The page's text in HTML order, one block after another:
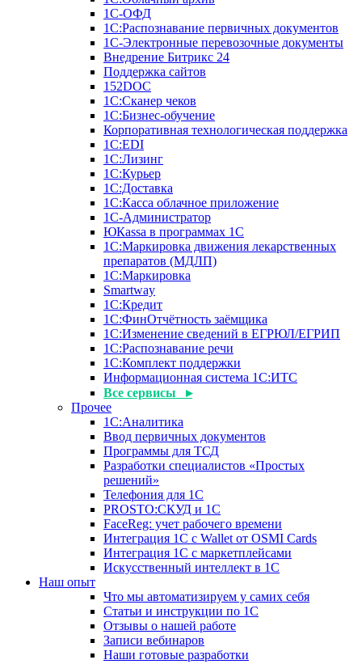
1С-ОФД
1С:Распознавание первичных документов
1С-Электронные перевозочные документы
Внедрение Битрикс 24
Поддержка сайтов
152DOC
1С:Сканер чеков
1С:Бизнес-обучение
Корпоративная технологическая поддержка
1С:ЕDI
1С:Лизинг
1С:Курьер
1С:Доставка
1С:Касса облачное приложение
1С-Администратор
ЮКаssа в программах 1С
1С:Маркировка движения лекарственных
препаратов (МДЛП)
1С:Маркировка
Smartway
1С:Кредит
1С:ФинОтчётность заёмщика
1С:Изменение сведений в ЕГРЮЛ/ЕГРИП
1С:Распознавание речи
1С:Комплект поддержки
Информационная система 1С:ИТС
Все сервисы ▸
Прочее
1С:Аналитика
Ввод первичных документов
Программы для ТСД
Разработки специалистов «Простых
решений»
Телефония для 1С
PROSTO:СКУД и 1С
FaceReg: учет рабочего времени
Интеграция 1С с Wallet от OSMI Cards
Интеграция 1С с маркетплейсами
Искусственный интеллект в 1С
Наш опыт
Что мы автоматизируем у самих себя
Статьи и инструкции по 1С
Отзывы о нашей работе
Записи вебинаров
Наши готовые разработки